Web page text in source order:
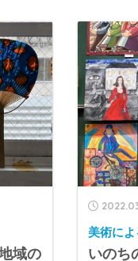
域の
美術に
いのち